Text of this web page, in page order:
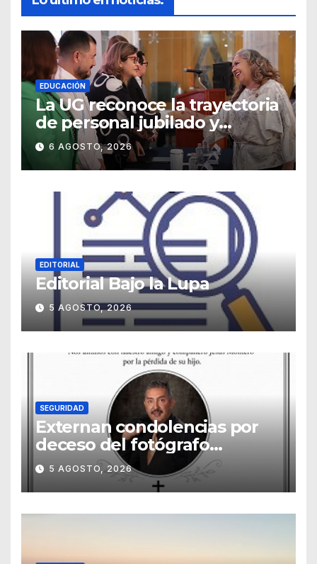
EDUCACIÓN
La UG reconoce la trayectoria
de personal jubilado y
agradece su legado
6 AGOSTO, 2026
EDITORIAL
Editorial Bajo la Lupa
5 AGOSTO, 2026
SEGURIDAD
Externan condolencias por
deceso del fotógrafo
Emmanuel Montero
5 AGOSTO, 2026